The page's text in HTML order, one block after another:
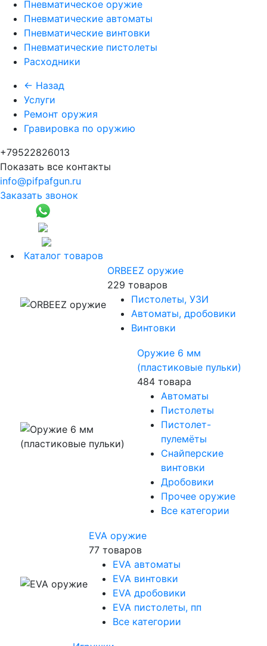
Пневматическое оружие
Пневматические автоматы
Пневматические винтовки
Пневматические пистолеты
Расходники
← Назад
Услуги
Ремонт оружия
Гравировка по оружию
+79522826013
Показать все контакты
info@pifpafgun.ru
Заказать звонок
Каталог товаров
ORBEEZ оружие
229 товаров
Пистолеты, УЗИ
Автоматы, дробовики
Винтовки
Оружие 6 мм
(пластиковые пульки)
484 товара
Автоматы
Пистолеты
Пистолет-
пулемёты
Снайперские
винтовки
Дробовики
Прочее оружие
Все категории
EVA оружие
77 товаров
EVA автоматы
EVA винтовки
EVA дробовики
EVA пистолеты, пп
Все категории